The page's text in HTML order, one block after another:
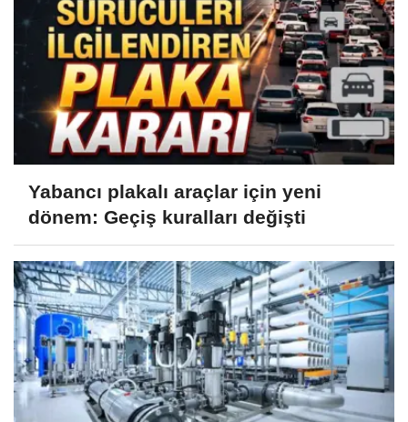
Yabancı plakalı araçlar için yeni
dönem: Geçiş kuralları değişti